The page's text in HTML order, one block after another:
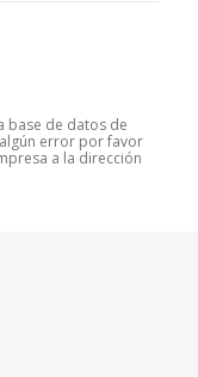
base de datos de
algún error por favor
a la dirección